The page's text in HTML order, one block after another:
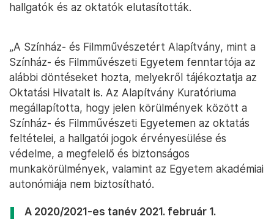
hallgatók és az oktatók elutasították.
„A Színház- és Filmművészetért Alapítvány, mint a
Színház- és Filmművészeti Egyetem fenntartója az
alábbi döntéseket hozta, melyekről tájékoztatja az
Oktatási Hivatalt is. Az Alapítvány Kuratóriuma
megállapította, hogy jelen körülmények között a
Színház- és Filmművészeti Egyetemen az oktatás
feltételei, a hallgatói jogok érvényesülése és
védelme, a megfelelő és biztonságos
munkakörülmények, valamint az Egyetem akadémiai
autonómiája nem biztosítható.
A 2020/2021-es tanév 2021. február 1.